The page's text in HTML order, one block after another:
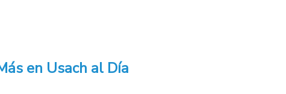
en Usach al Día